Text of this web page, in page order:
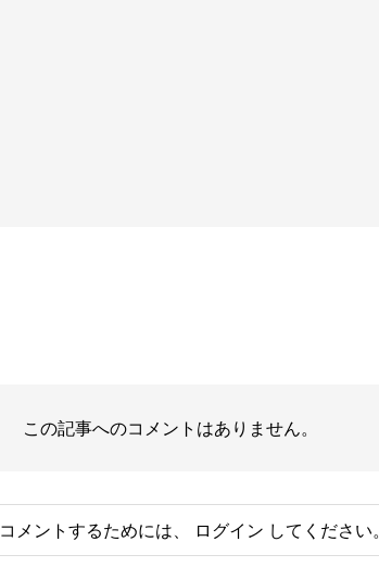
この記事へのコメントはありません。
コメントするためには、 ログイン してください。